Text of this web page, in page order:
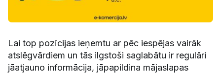
Lai top pozīcijas ieņemtu ar pēc iespējas vairāk
atslēgvārdiem un tās ilgstoši saglabātu ir regulāri
jāatjauno informācija, jāpapildina mājaslapas